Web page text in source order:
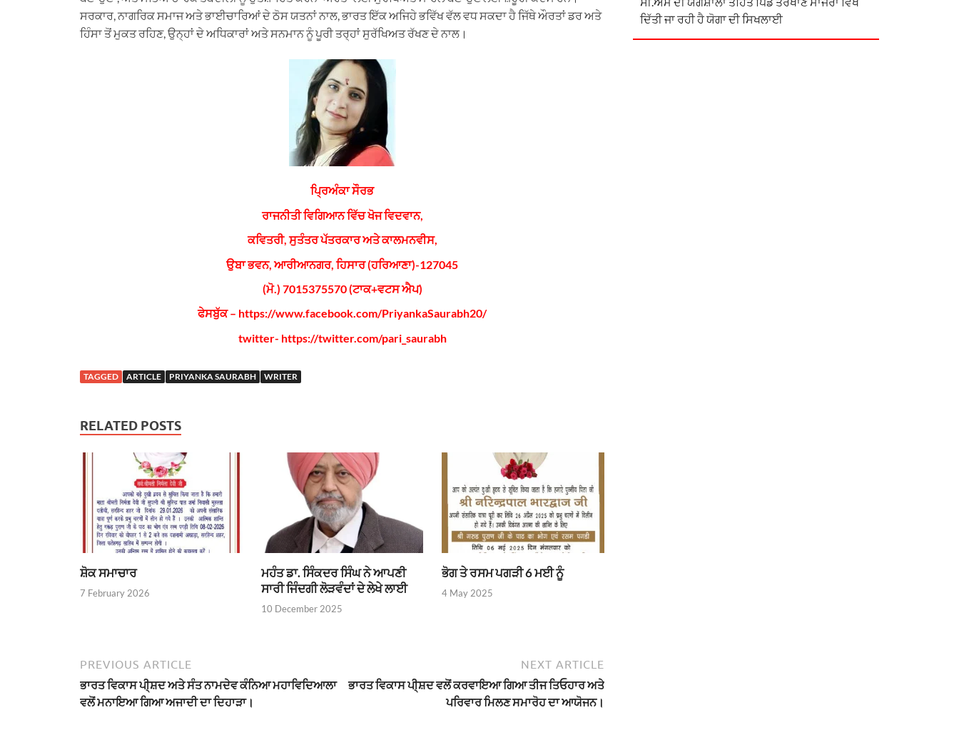
ਸਰਕਾਰ, ਨਾਗਰਿਕ ਸਮਾਜ ਅਤੇ ਭਾਈਚਾਰਿਆਂ ਦੇ ਠੋਸ ਯਤਨਾਂ ਨਾਲ, ਭਾਰਤ ਇੱਕ ਅਜਿਹੇ ਭਵਿੱਖ ਵੱਲ ਵਧ ਸਕਦਾ ਹੈ ਜਿੱਥੇ ਔਰਤਾਂ ਡਰ ਅਤੇ
ਹਿੰਸਾ ਤੋਂ ਮੁਕਤ ਰਹਿਣ, ਉਨ੍ਹਾਂ ਦੇ ਅਧਿਕਾਰਾਂ ਅਤੇ ਸਨਮਾਨ ਨੂੰ ਪੂਰੀ ਤਰ੍ਹਾਂ ਸੁਰੱਖਿਅਤ ਰੱਖਣ ਦੇ ਨਾਲ।
ਪ੍ਰਿਅੰਕਾ ਸੌਰਭ
ਰਾਜਨੀਤੀ ਵਿਗਿਆਨ ਵਿੱਚ ਖੋਜ ਵਿਦਵਾਨ,
ਕਵਿਤਰੀ, ਸੁਤੰਤਰ ਪੱਤਰਕਾਰ ਅਤੇ ਕਾਲਮਨਵੀਸ,
ਉਬਾ ਭਵਨ, ਆਰੀਆਨਗਰ, ਹਿਸਾਰ (ਹਰਿਆਣਾ)-127045
(ਮੋ.) 7015375570 (ਟਾਕ+ਵਟਸ ਐਪ)
ਫੇਸਬੁੱਕ – https://www.facebook.com/PriyankaSaurabh20/
twitter- https://twitter.com/pari_saurabh
TAGGED ARTICLE PRIYANKA SAURABH WRITER
RELATED POSTS
ਸ਼ੋਕ ਸਮਾਚਾਰ
7 February 2026
ਮਹੰਤ ਡਾ. ਸਿੰਕਦਰ ਸਿੰਘ ਨੇ ਆਪਣੀ
ਸਾਰੀ ਜਿੰਦਗੀ ਲੋੜਵੰਦਾਂ ਦੇ ਲੇਖੇ ਲਾਈ
10 December 2025
ਭੋਗ ਤੇ ਰਸਮ ਪਗੜੀ 6 ਮਈ ਨੂੰ
4 May 2025
PREVIOUS ARTICLE
ਭਾਰਤ ਵਿਕਾਸ ਪੀ੍ਸ਼ਦ ਅਤੇ ਸੰਤ ਨਾਮਦੇਵ ਕੰਨਿਆ ਮਹਾਵਿਦਿਆਲਾ
ਵਲੋਂ ਮਨਾਇਆ ਗਿਆ ਅਜਾਦੀ ਦਾ ਦਿਹਾੜਾ।
NEXT ARTICLE
ਭਾਰਤ ਵਿਕਾਸ ਪੀ੍ਸ਼ਦ ਵਲੋਂ ਕਰਵਾਇਆ ਗਿਆ ਤੀਜ ਤਿਓਹਾਰ ਅਤੇ
ਪਰਿਵਾਰ ਮਿਲਣ ਸਮਾਰੋਹ ਦਾ ਆਯੋਜਨ।
ਦਿੱਤੀ ਜਾ ਰਹੀ ਹੈ ਯੋਗਾ ਦੀ ਸਿਖਲਾਈ